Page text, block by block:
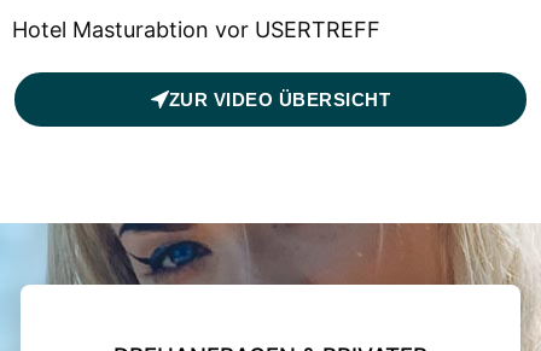
Hotel Masturabtion vor USERTREFF
ZUR VIDEO ÜBERSICHT